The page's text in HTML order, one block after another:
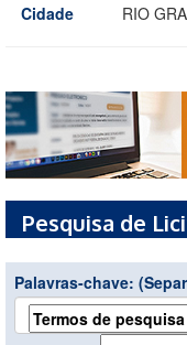
Cidade RIO
Pesquisa de
Palavras-chave: